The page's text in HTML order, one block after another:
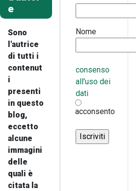
e
Sono
l'autrice
di tutti i
contenut
i
presenti
in questo
blog,
eccetto
alcune
immagini
delle
quali è
citata la
Nome
consenso
all'uso dei
dati
acconsento